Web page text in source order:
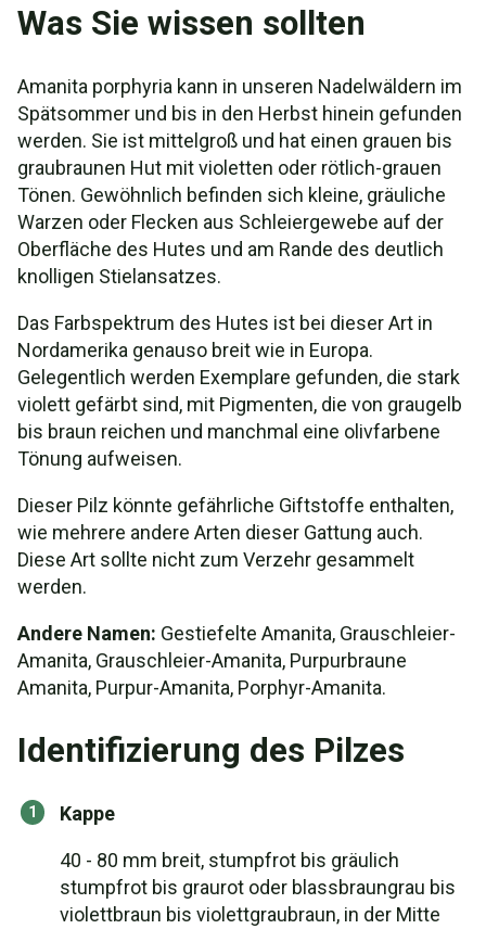
Was Sie wissen sollten
Amanita porphyria kann in unseren Nadelwäldern im
Spätsommer und bis in den Herbst hinein gefunden
werden. Sie ist mittelgroß und hat einen grauen bis
graubraunen Hut mit violetten oder rötlich-grauen
Tönen. Gewöhnlich befinden sich kleine, gräuliche
Warzen oder Flecken aus Schleiergewebe auf der
Oberfläche des Hutes und am Rande des deutlich
knolligen Stielansatzes.
Das Farbspektrum des Hutes ist bei dieser Art in
Nordamerika genauso breit wie in Europa.
Gelegentlich werden Exemplare gefunden, die stark
violett gefärbt sind, mit Pigmenten, die von graugelb
bis braun reichen und manchmal eine olivfarbene
Tönung aufweisen.
Dieser Pilz könnte gefährliche Giftstoffe enthalten,
wie mehrere andere Arten dieser Gattung auch.
Diese Art sollte nicht zum Verzehr gesammelt
werden.
Andere Namen: Gestiefelte Amanita, Grauschleier-
Amanita, Grauschleier-Amanita, Purpurbraune
Amanita, Purpur-Amanita, Porphyr-Amanita.
Identifizierung des Pilzes
Kappe
40 - 80 mm breit, stumpfrot bis gräulich
stumpfrot bis graurot oder blassbraungrau bis
violettbraun bis violettgraubraun, in der Mitte